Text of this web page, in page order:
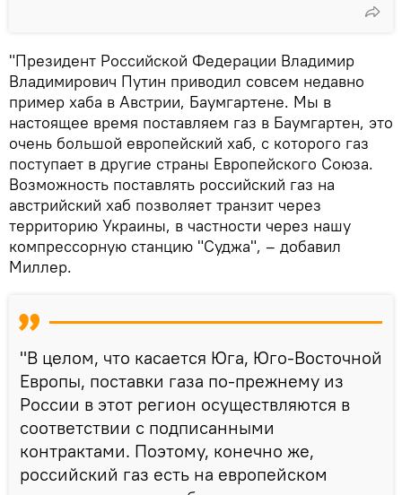
"Президент Российской Федерации Владимир
Владимирович Путин приводил совсем недавно
пример хаба в Австрии, Баумгартене. Мы в
настоящее время поставляем газ в Баумгартен, это
очень большой европейский хаб, с которого газ
поступает в другие страны Европейского Союза.
Возможность поставлять российский газ на
австрийский хаб позволяет транзит через
территорию Украины, в частности через нашу
компрессорную станцию "Суджа", – добавил
Миллер.
"В целом, что касается Юга, Юго-Восточной
Европы, поставки газа по-прежнему из
России в этот регион осуществляются в
соответствии с подписанными
контрактами. Поэтому, конечно же,
российский газ есть на европейском